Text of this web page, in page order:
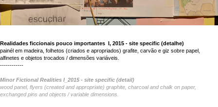
Realidades ficcionais pouco importantes I, 2015 - site specific (detalhe)
painél em madeira, folhetos (criados e apropriados) grafite, carvão e giz sobre papel,
alfinetes e objetos trocados / dimensões variáveis.
------------
Minor Fictional Realities I_2015 - site specific (detail)
wood panel, flyers (created and appropriate) graphite, charcoal and chalk on paper,
exchanged pins and objects / variable dimensions.